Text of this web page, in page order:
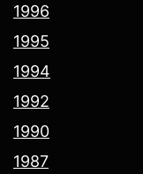
1996
1995
1994
1992
1990
1987